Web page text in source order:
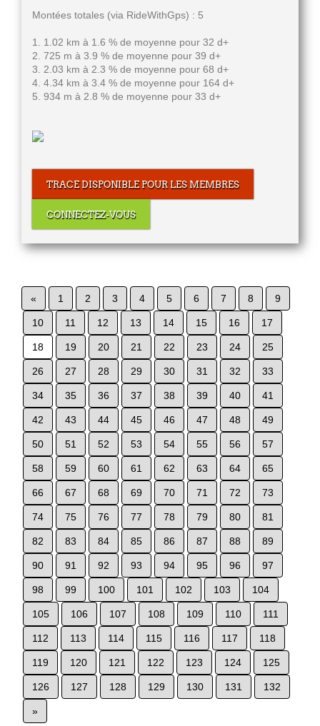
Montées totales (via RideWithGps) : 5
1. 1.02 km à 1.6 % de moyenne pour 32 d+
2. 725 m à 3.9 % de moyenne pour 39 d+
3. 2.03 km à 2.3 % de moyenne pour 68 d+
4. 4.34 km à 3.4 % de moyenne pour 164 d+
5. 934 m à 2.8 % de moyenne pour 33 d+
TRACE DISPONIBLE POUR LES MEMBRES
CONNECTEZ-VOUS
« 1 2 3 4 5 6 7 8 9
10 11 12 13 14 15 16 17
18 19 20 21 22 23 24 25
26 27 28 29 30 31 32 33
34 35 36 37 38 39 40 41
42 43 44 45 46 47 48 49
50 51 52 53 54 55 56 57
58 59 60 61 62 63 64 65
66 67 68 69 70 71 72 73
74 75 76 77 78 79 80 81
82 83 84 85 86 87 88 89
90 91 92 93 94 95 96 97
98 99 100 101 102 103 104
105 106 107 108 109 110 111
112 113 114 115 116 117 118
119 120 121 122 123 124 125
126 127 128 129 130 131 132
»